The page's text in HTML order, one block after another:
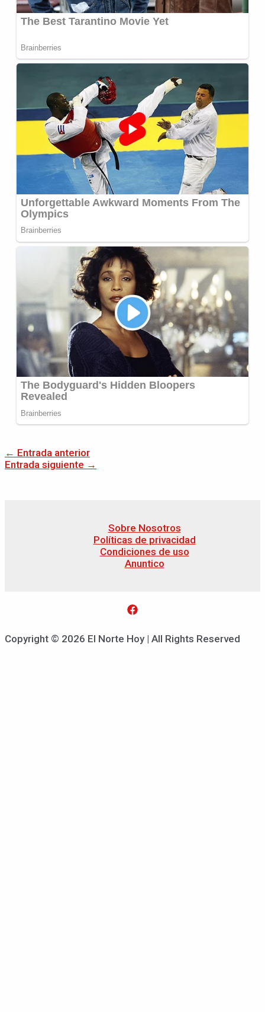
← Entrada anterior
Entrada siguiente →
Sobre Nosotros
Políticas de privacidad
Condiciones de uso
Anuntico
Copyright © 2026 El Norte Hoy | All Rights Reserved